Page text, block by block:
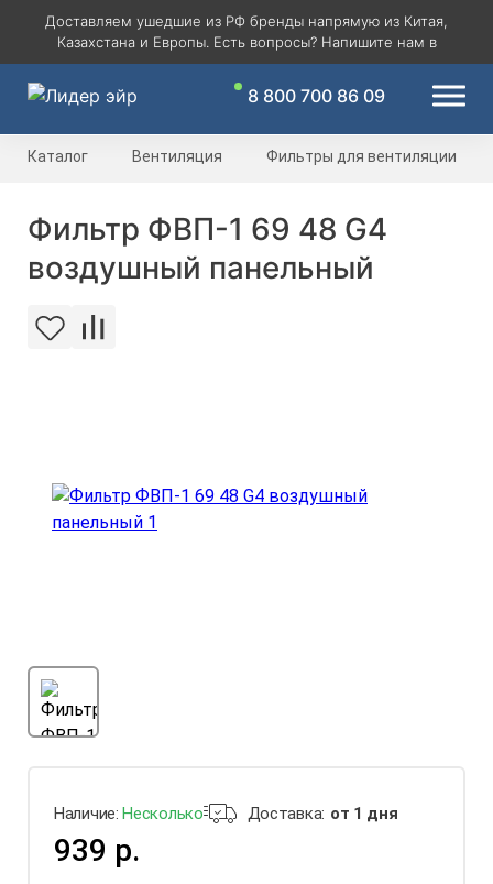
Доставляем ушедшие из РФ бренды напрямую из Китая,
Казахстана и Европы. Есть вопросы? Напишите нам в
8 800 700 86 09
Каталог Вентиляция Фильтры для вентиляции
Фильтр ФВП-1 69 48 G4
воздушный панельный
Наличие:Несколько Доставка: от 1 дня
939 р.